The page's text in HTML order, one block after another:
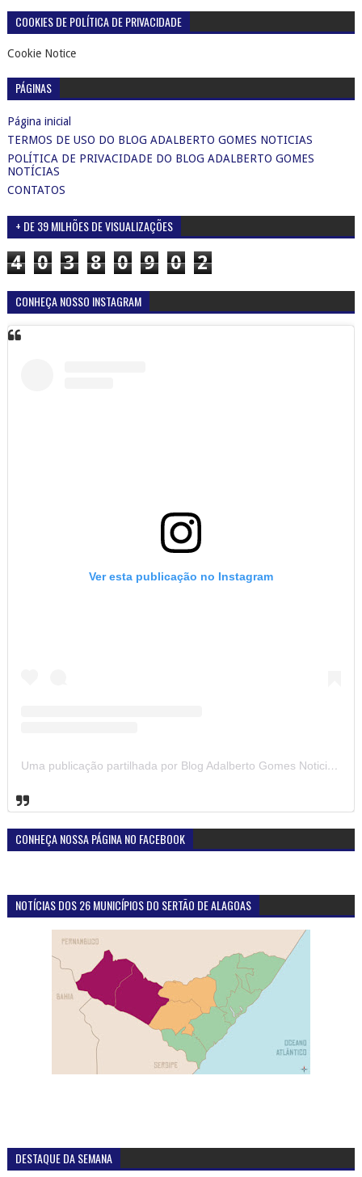
COOKIES DE POLÍTICA DE PRIVACIDADE
Cookie Notice
PÁGINAS
Página inicial
TERMOS DE USO DO BLOG ADALBERTO GOMES NOTICIAS
POLÍTICA DE PRIVACIDADE DO BLOG ADALBERTO GOMES
NOTÍCIAS
CONTATOS
+ DE 39 MILHÕES DE VISUALIZAÇÕES
4 0 3 8 0 9 0 2
CONHEÇA NOSSO INSTAGRAM
Ver esta publicação no Instagram
Uma publicação partilhada por Blog Adalberto Gomes Noticias (@blogadalbertogomesnoticiass)
CONHEÇA NOSSA PÁGINA NO FACEBOOK
NOTÍCIAS DOS 26 MUNICÍPIOS DO SERTÃO DE ALAGOAS
DESTAQUE DA SEMANA